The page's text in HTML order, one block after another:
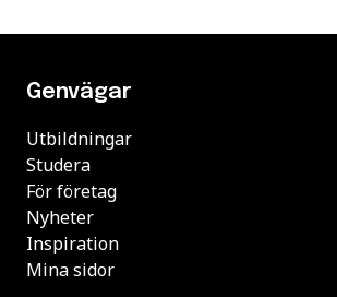
Genvägar
Utbildningar
Studera
För företag
Nyheter
Inspiration
Mina sidor